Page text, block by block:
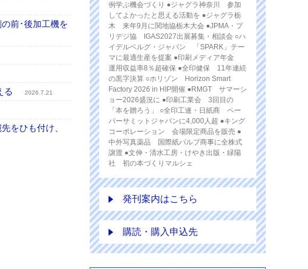
前･後加工機を
る 2026.7.21
をひも付け、
例学ぶ機会づくり ●ジャグラ神奈川 参加
してよかったと思える活動を ●ジャグラ栃
木 来年9月に関地協栃木大会 ●JPMA・プ
リデジ協 IGAS2027出展募集・相談会 ○ハ
イデルベルグ・ジャパン 「SPARK」テー
マに最適生産を提案 ●印刷メディア年金
運用収益率8％超確保 ●全印健保 11年連続
の黒字決算 ○ホリゾン Horizon Smart
Factory 2026 in HIP開催 ●RMGT サマーシ
ョー2026盛況に ●印刷工業会 3回目の
「本を贈ろう」 ○全印工連・日紙商 ペー
パーサミットジャパンに4,000人超 ●キング
コーポレーション 会場限定商品を販売 ●
中外写真薬品 国際紙パルプ商事に全株式
譲渡 ●文伸・清水工房・けやき出版・緑陽
社 初の本づくりマルシェ
発刊案内はこちら
購読・購入申込先